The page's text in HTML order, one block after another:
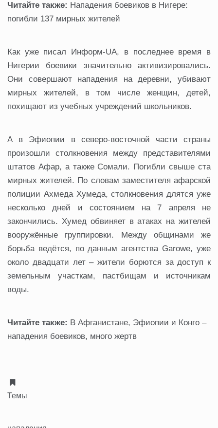
Читайте также: Нападения боевиков в Нигере:
погибли 137 мирных жителей
Как уже писал Информ-UA, в последнее время в
Нигерии боевики значительно активизировались.
Они совершают нападения на деревни, убивают
мирных жителей, в том числе женщин, детей,
похищают из учебных учреждений школьников.
А в Эфиопии в северо-восточной части страны
произошли столкновения между представителями
штатов Афар, а также Сомали. Погибли свыше ста
мирных жителей. По словам заместителя афарской
полиции Ахмеда Хумеда, столкновения длятся уже
несколько дней и состоянием на 7 апреля не
закончились. Хумед обвиняет в атаках на жителей
вооружённые группировки. Между общинами же
борьба ведётся, по данным агентства Garowe, уже
около двадцати лет – жители борются за доступ к
земельным участкам, пастбищам и источникам
воды.
Читайте также: В Афганистане, Эфиопии и Конго –
нападения боевиков, много жертв
Темы